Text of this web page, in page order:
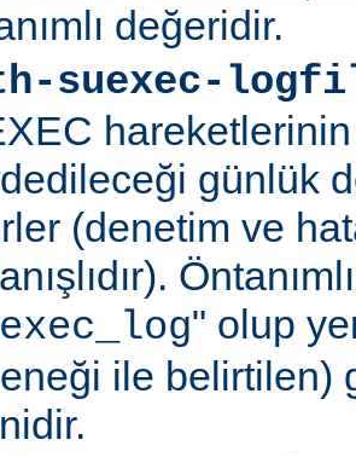
değeridir.
suexec-
hareketlerinin
günlük
(denetim ve
" olup
ile belirtilen)